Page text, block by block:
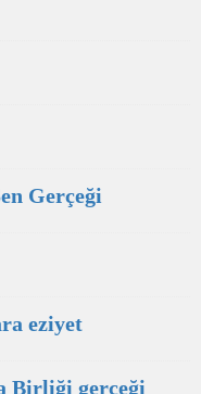
Gerçeği
eziyet
Birliği gerçeği